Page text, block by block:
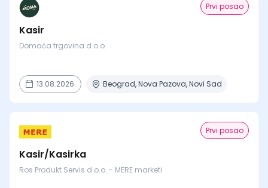
Prvi posao
Kasir
Domaća trgovina d.o.o.
13.08.2026. Beograd, Nova Pazova, Novi Sad
Prvi posao
Kasir/Kasirka
Ros Produkt Servis d.o.o. - MERE marketi